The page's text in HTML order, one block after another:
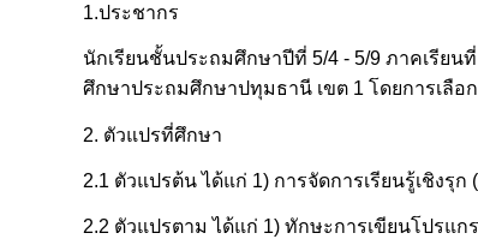
1.ประชากร
นักเรียนชั้นประถมศึกษาปีที่ 5/4 - 5/9 ภาคเรีย
ศึกษาประถมศึกษาปทุมธานี เขต 1 โดยการเลือ
2. ตัวแปรที่ศึกษา
2.1 ตัวแปรต้น ได้แก่ 1) การจัดการเรียนรู้เชิงรุก
2.2 ตัวแปรตาม ได้แก่ 1) ทักษะการเขียนโปรแก